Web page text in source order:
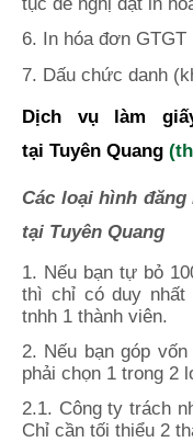
6. In hóa đơn GTGT
7. Dấu chức danh
Dịch vụ làm
tại Tuyên Quang
Các loại hình
tại Tuyên Quang
1. Nếu bạn tự bỏ
thì chỉ có duy
tnhh 1 thành viên.
2. Nếu bạn góp
phải chọn 1 trong 2
2.1. Công ty trách
Chỉ cần tối thiểu 2